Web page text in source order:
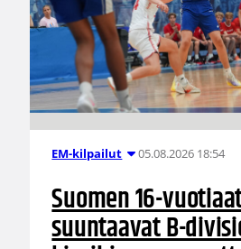
EM-kilpailut 05.08.2026 18:54
Suomen 16-
suuntaavat B-